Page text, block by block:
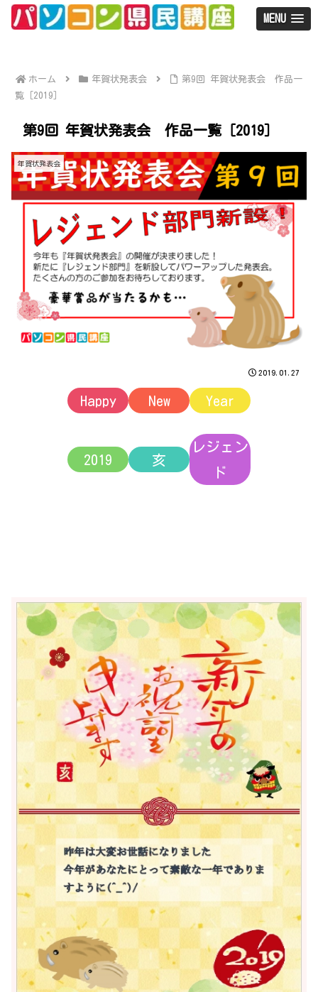
MENU
ホーム 年賀状発表会
第9回 年賀状発表会 作品一
覧［2019］
第9回 年賀状発表会 作品一覧［2019］
年賀状発表会
2019.01.27
Happy New Year
2019 亥
レジェン
ド